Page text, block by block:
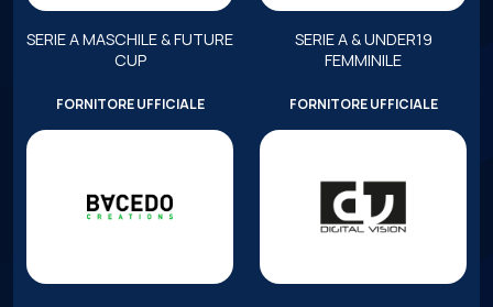
SERIE A MASCHILE & FUTURE
CUP
SERIE A & UNDER19
FEMMINILE
FORNITORE UFFICIALE FORNITORE UFFICIALE